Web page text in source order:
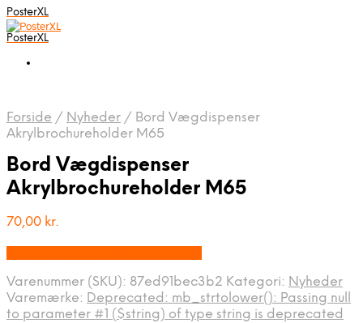
PosterXL
PosterXL
Forside / Nyheder / Bord Vægdispenser
Akrylbrochureholder M65
Bord Vægdispenser
Akrylbrochureholder M65
70,00 kr.
Varenummer (SKU): 87ed91bec3b2 Kategori: Nyheder
Varemærke: Deprecated: mb_strtolower(): Passing null
to parameter #1 ($string) of type string is deprecated